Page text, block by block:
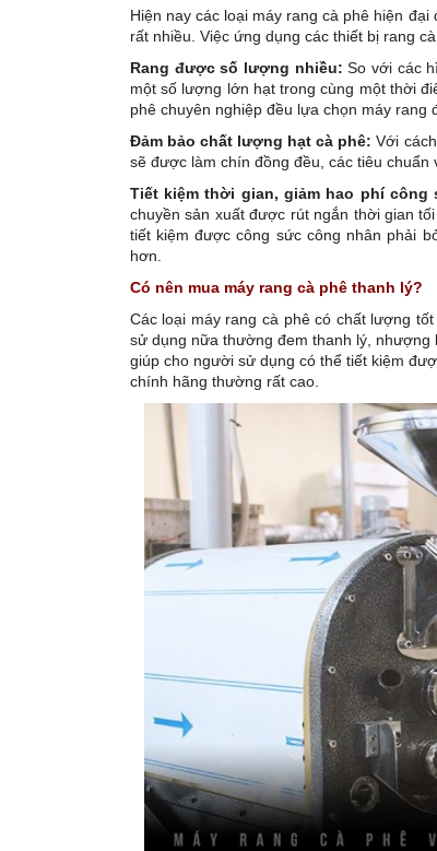
Hiện nay các loại máy rang cà phê hiện
rất nhiều. Việc ứng dụng các thiết bị rang
Rang được số lượng nhiều:So với các
một số lượng lớn hạt trong cùng một thời
phê chuyên nghiệp đều lựa chọn máy rang
Đảm bảo chất lượng hạt cà phê: Với
sẽ được làm chín đồng đều, các tiêu chuẩn
Tiết kiệm thời gian, giảm hao phí công
chuyền sản xuất được rút ngắn thời gian
tiết kiệm được công sức công nhân phải
hơn.
Có nên mua máy rang cà phê thanh lý?
Các loại máy rang cà phê có chất lượng
sử dụng nữa thường đem thanh lý,
giúp cho người sử dụng có thể tiết kiệm
chính hãng thường rất cao.